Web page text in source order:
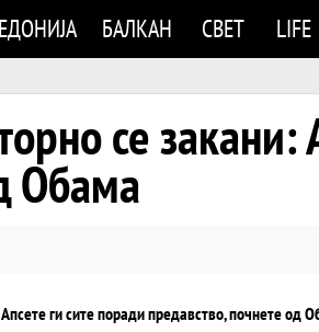
БАЛКАН СВЕТ LIFE
се закани:
Обама